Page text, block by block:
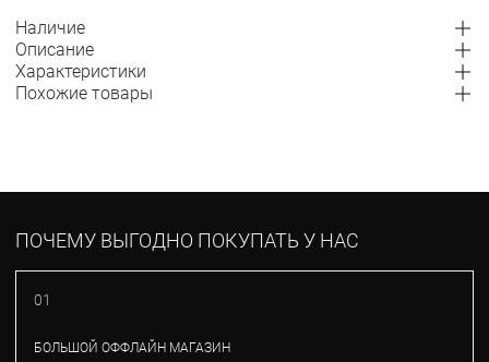
Наличие
Описание
Характеристики
Похожие товары
ПОЧЕМУ ВЫГОДНО ПОКУПАТЬ У НАС
01
БОЛЬШОЙ ОФФЛАЙН МАГАЗИН